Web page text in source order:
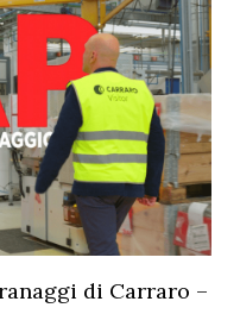
di Carraro –